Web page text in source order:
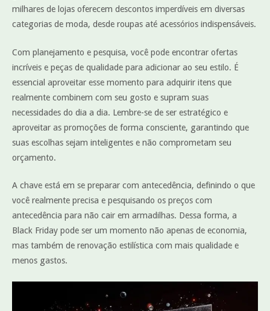
milhares de lojas oferecem descontos imperdíveis em diversas
categorias de moda, desde roupas até acessórios indispensáveis.
Com planejamento e pesquisa, você pode encontrar ofertas
incríveis e peças de qualidade para adicionar ao seu estilo. É
essencial aproveitar esse momento para adquirir itens que
realmente combinem com seu gosto e supram suas
necessidades do dia a dia. Lembre-se de ser estratégico e
aproveitar as promoções de forma consciente, garantindo que
suas escolhas sejam inteligentes e não comprometam seu
orçamento.
A chave está em se preparar com antecedência, definindo o que
você realmente precisa e pesquisando os preços com
antecedência para não cair em armadilhas. Dessa forma, a
Black Friday pode ser um momento não apenas de economia,
mas também de renovação estilística com mais qualidade e
menos gastos.